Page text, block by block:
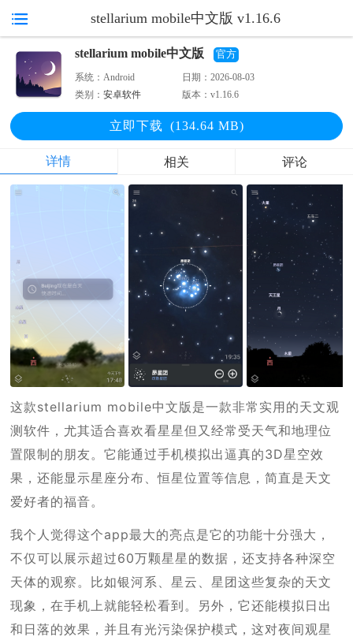
stellarium mobile中文版 v1.16.6
stellarium mobile中文版 官方
系统：Android 日期：2026-08-03
类别：安卓软件 版本：v1.16.6
立即下载 (134.64 MB)
详情 相关 评论
这款stellarium mobile中文版是一款非常实用的天文观
测软件，尤其适合喜欢看星星但又经常受天气和地理位
置限制的朋友。它能通过手机模拟出逼真的3D星空效
果，还能显示星座分布、恒星位置等信息，简直是天文
爱好者的福音。
我个人觉得这个app最大的亮点是它的功能十分强大，
不仅可以展示超过60万颗星星的数据，还支持各种深空
天体的观察。比如银河系、星云、星团这些复杂的天文
现象，在手机上就能轻松看到。另外，它还能模拟日出
和日落的效果，并且有光污染保护模式，这对夜间观星